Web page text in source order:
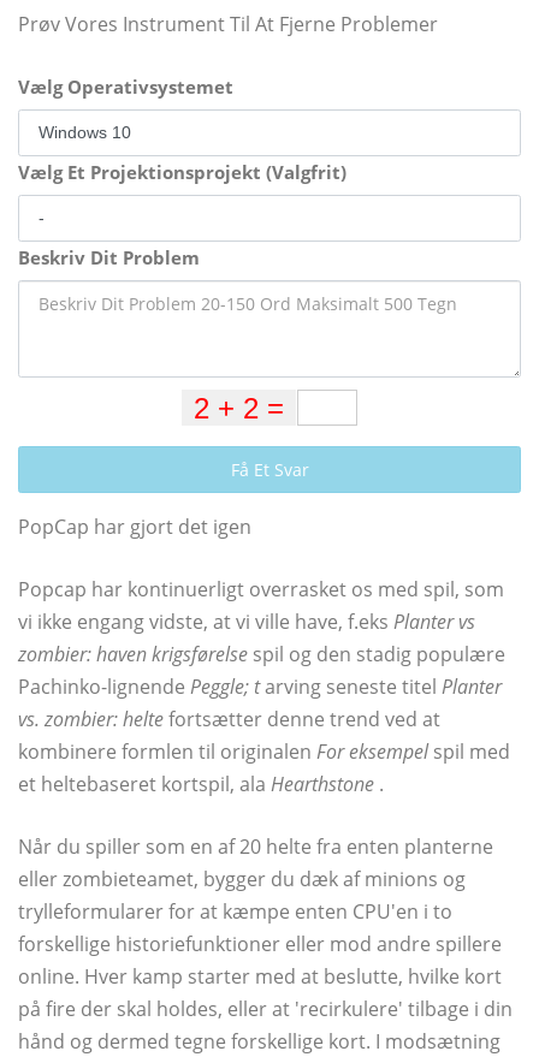
Prøv Vores Instrument Til At Fjerne Problemer
Vælg Operativsystemet
Vælg Et Projektionsprojekt (Valgfrit)
Beskriv Dit Problem
Få Et Svar
PopCap har gjort det igen
Popcap har kontinuerligt overrasket os med spil, som
vi ikke engang vidste, at vi ville have, f.eks Planter vs
zombier: haven krigsførelse spil og den stadig populære
Pachinko-lignende Peggle; tarving seneste titel Planter
vs. zombier: heltefortsætter denne trend ved at
kombinere formlen til originalen For eksempelspil med
et heltebaseret kortspil, ala Hearthstone .
Når du spiller som en af ​​20 helte fra enten planterne
eller zombieteamet, bygger du dæk af minions og
trylleformularer for at kæmpe enten CPU'en i to
forskellige historiefunktioner eller mod andre spillere
online. Hver kamp starter med at beslutte, hvilke kort
på fire der skal holdes, eller at 'recirkulere' tilbage i din
hånd og dermed tegne forskellige kort. I modsætning